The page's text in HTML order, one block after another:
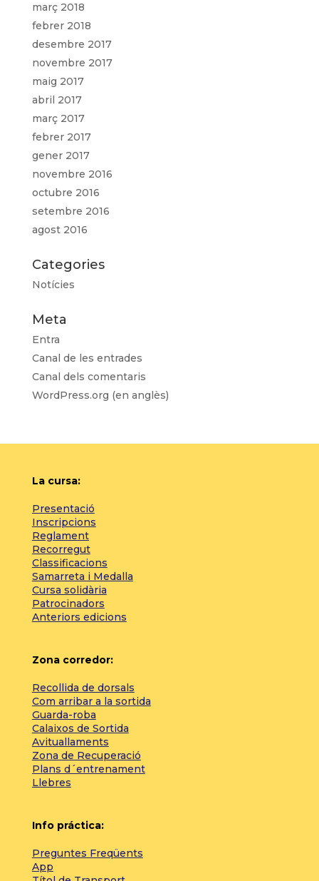
març 2018
febrer 2018
desembre 2017
novembre 2017
maig 2017
abril 2017
març 2017
febrer 2017
gener 2017
novembre 2016
octubre 2016
setembre 2016
agost 2016
Categories
Notícies
Meta
Entra
Canal de les entrades
Canal dels comentaris
WordPress.org (en anglès)
La cursa:
Presentació
Inscripcions
Reglament
Recorregut
Classificacions
Samarreta i Medalla
Cursa solidària
Patrocinadors
Anteriors edicions
Zona corredor:
Recollida de dorsals
Com arribar a la sortida
Guarda-roba
Calaixos de Sortida
Avituallaments
Zona de Recuperació
Plans d´entrenament
Llebres
Info práctica:
Preguntes Freqüents
App